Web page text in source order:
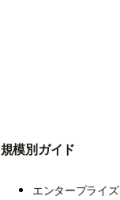
規模別ガイド
エンタープライズ